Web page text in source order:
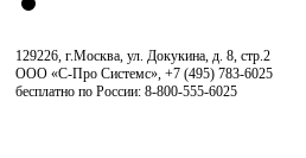
129226, г.Москва, ул. Докукина, д. 8, стр.2
ООО «С-Про Системс», +7 (495) 783-6025
бесплатно по России: 8-800-555-6025